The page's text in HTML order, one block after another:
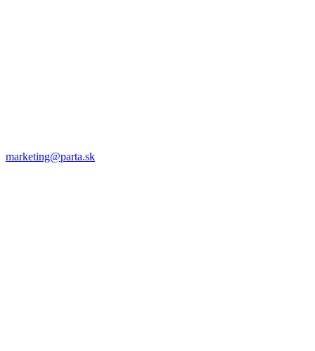
marketing@parta.sk